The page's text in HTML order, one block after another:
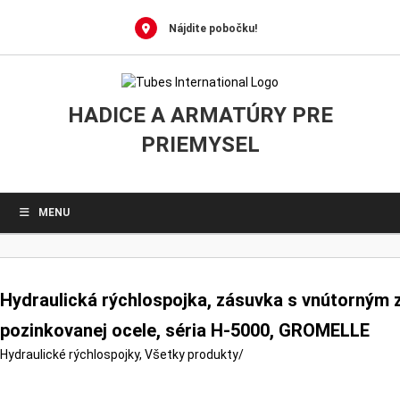
Nájdite pobočku!
HADICE A ARMATÚRY PRE
PRIEMYSEL
MENU
Hydraulická rýchlospojka, zásuvka s vnútorným
pozinkovanej ocele, séria H-5000, GROMELLE
Hydraulické rýchlospojky, Všetky produkty/